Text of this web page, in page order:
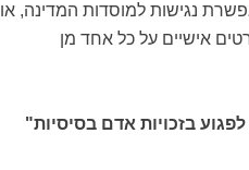
נגישות למוסדות המדינה, או
אישיים על כל אחד מן
בזכויות אדם בסיסיות"